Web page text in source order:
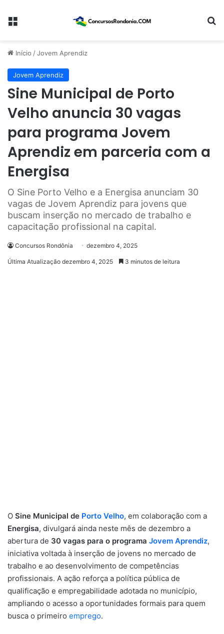
Menu
Início /Jovem Aprendiz
Jovem Aprendiz
Sine Municipal de Porto
Velho anuncia 30 vagas
para programa Jovem
Aprendiz em parceria com a
Energisa
O Sine Porto Velho e a Energisa anunciam 30
vagas de Jovem Aprendiz para jovens que
buscam inserção no mercado de trabalho e
capacitação profissional na capital.
Concursos Rondônia dezembro 4, 2025
Última Atualização dezembro 4, 2025 3 minutos de leitura
O Sine Municipal de Porto Velho, em colaboração com a
Energisa, divulgará ainda neste mês de dezembro a
abertura de 30 vagas para o programa Jovem Aprendiz,
iniciativa voltada à inserção de jovens no mercado de
trabalho e ao desenvolvimento de competências
profissionais. A ação reforça a política pública de
qualificação e empregabilidade adotada no município,
ampliando o acesso a oportunidades formais para quem
busca o primeiro emprego.